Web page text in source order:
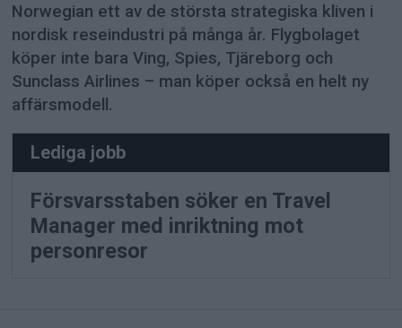
Norwegian ett av de största strategiska kliven i
nordisk reseindustri på många år. Flygbolaget
köper inte bara Ving, Spies, Tjäreborg och
Sunclass Airlines – man köper också en helt ny
affärsmodell.
Lediga jobb
Försvarsstaben söker en Travel
Manager med inriktning mot
personresor